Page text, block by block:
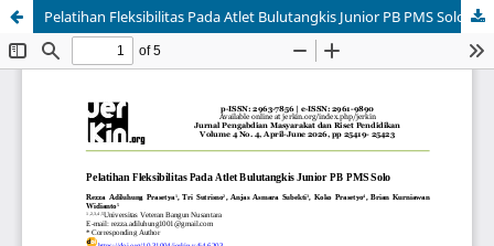
Pelatihan Fleksibilitas Pada Atlet Bulutangkis Junior PB PMS Solo